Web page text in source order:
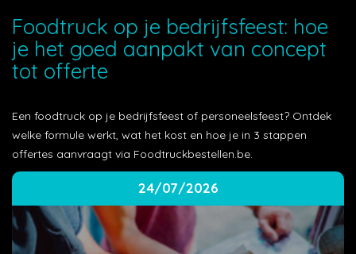
Foodtruck op je bedrijfsfeest: hoe
je het goed aanpakt van concept
tot offerte
Een foodtruck op je bedrijfsfeest of personeelsfeest? Ontdek
welke formule werkt, wat het kost en hoe je in 3 stappen
offertes aanvraagt via Foodtruckbestellen.be.
24/07/2026